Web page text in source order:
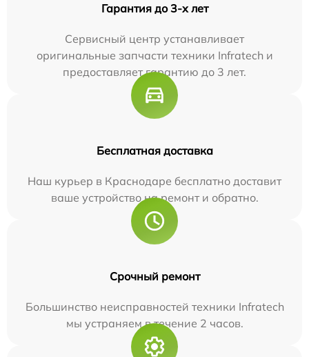
Гарантия до 3-х лет
Сервисный центр устанавливает
оригинальные запчасти техники Infratech и
предоставляет гарантию до 3 лет.
Бесплатная доставка
Наш курьер в Краснодаре бесплатно доставит
ваше устройство на ремонт и обратно.
Срочный ремонт
Большинство неисправностей техники Infratech
мы устраняем в течение 2 часов.